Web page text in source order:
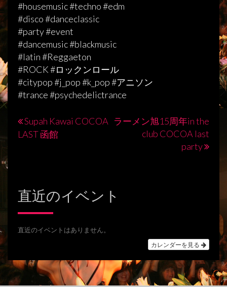
#housemusic #techno #edm
#disco #danceclassic
#party #event
#dancemusic #blackmusic
#latin #Reggaeton
#ROCK #ロックンロール
#citypop #j_pop #k_pop #アニソン
#trance #psychedelictrance
投
ゲ
ー
シ
ン
Supah Kawai COCOA
LAST 函館
ラーメン旭15周年in the
club COCOA last
party
直近のイベント
直近のイベントはありません。
カレンダーを見る